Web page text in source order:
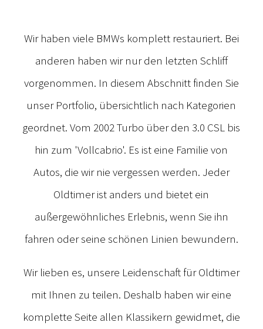
Wir haben viele BMWs komplett restauriert. Bei
anderen haben wir nur den letzten Schliff
vorgenommen. In diesem Abschnitt finden Sie
unser Portfolio, übersichtlich nach Kategorien
geordnet. Vom 2002 Turbo über den 3.0 CSL bis
hin zum 'Vollcabrio'. Es ist eine Familie von
Autos, die wir nie vergessen werden. Jeder
Oldtimer ist anders und bietet ein
außergewöhnliches Erlebnis, wenn Sie ihn
fahren oder seine schönen Linien bewundern.
Wir lieben es, unsere Leidenschaft für Oldtimer
mit Ihnen zu teilen. Deshalb haben wir eine
komplette Seite allen Klassikern gewidmet, die